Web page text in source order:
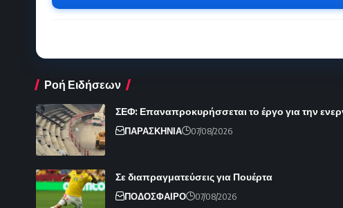
Ροή Ειδήσεων
ΣΕΦ: Επαναπροκυρήσσεται το έργο για την
ΠΑΡΑΣΚΗΝΙΑ 07/08/2026
Σε διαπραγματεύσεις για Πουέρτα
ΠΟΔΟΣΦΑΙΡΟ 07/08/2026